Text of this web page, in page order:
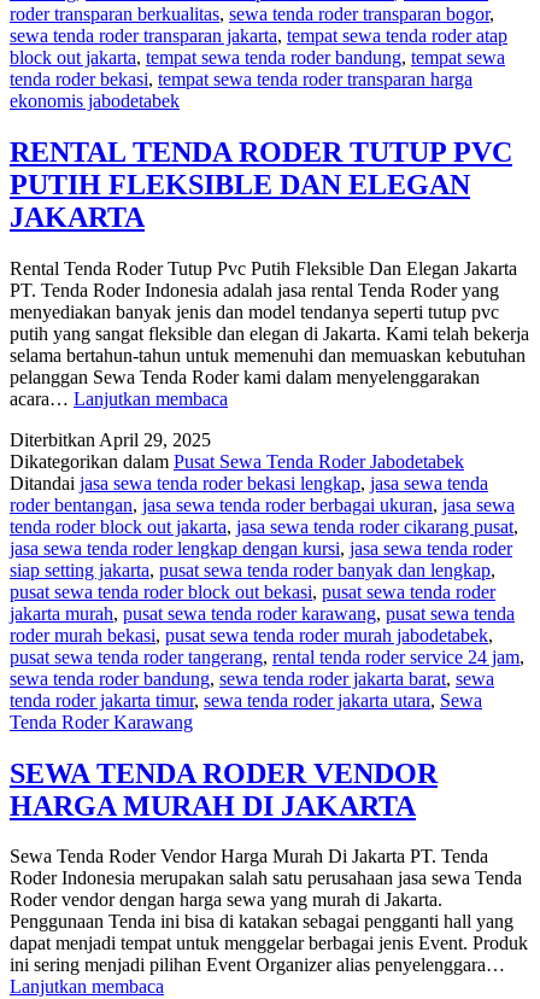
roder transparan berkualitas, sewa tenda roder transparan bogor,
sewa tenda roder transparan jakarta, tempat sewa tenda roder atap
block out jakarta, tempat sewa tenda roder bandung, tempat sewa
tenda roder bekasi, tempat sewa tenda roder transparan harga
ekonomis jabodetabek
RENTAL TENDA RODER TUTUP PVC
PUTIH FLEKSIBLE DAN ELEGAN
JAKARTA
Rental Tenda Roder Tutup Pvc Putih Fleksible Dan Elegan Jakarta
PT. Tenda Roder Indonesia adalah jasa rental Tenda Roder yang
menyediakan banyak jenis dan model tendanya seperti tutup pvc
putih yang sangat fleksible dan elegan di Jakarta. Kami telah bekerja
selama bertahun-tahun untuk memenuhi dan memuaskan kebutuhan
pelanggan Sewa Tenda Roder kami dalam menyelenggarakan
acara… Lanjutkan membaca
TUTUP
PVC
PUTIH
FLEKSIBLE
DAN
ELEGAN
JAKARTA
Diterbitkan April 29, 2025
Dikategorikan dalam Pusat Sewa Tenda Roder Jabodetabek
Ditandai jasa sewa tenda roder bekasi lengkap, jasa sewa tenda
roder bentangan, jasa sewa tenda roder berbagai ukuran, jasa sewa
tenda roder block out jakarta, jasa sewa tenda roder cikarang pusat,
jasa sewa tenda roder lengkap dengan kursi, jasa sewa tenda roder
siap setting jakarta, pusat sewa tenda roder banyak dan lengkap,
pusat sewa tenda roder block out bekasi, pusat sewa tenda roder
jakarta murah, pusat sewa tenda roder karawang, pusat sewa tenda
roder murah bekasi, pusat sewa tenda roder murah jabodetabek,
pusat sewa tenda roder tangerang, rental tenda roder service 24 jam,
sewa tenda roder bandung, sewa tenda roder jakarta barat, sewa
tenda roder jakarta timur, sewa tenda roder jakarta utara, Sewa
Tenda Roder Karawang
SEWA TENDA RODER VENDOR
HARGA MURAH DI JAKARTA
Sewa Tenda Roder Vendor Harga Murah Di Jakarta PT. Tenda
Roder Indonesia merupakan salah satu perusahaan jasa sewa Tenda
Roder vendor dengan harga sewa yang murah di Jakarta.
Penggunaan Tenda ini bisa di katakan sebagai pengganti hall yang
dapat menjadi tempat untuk menggelar berbagai jenis Event. Produk
ini sering menjadi pilihan Event Organizer alias penyelenggara…
Lanjutkan membaca